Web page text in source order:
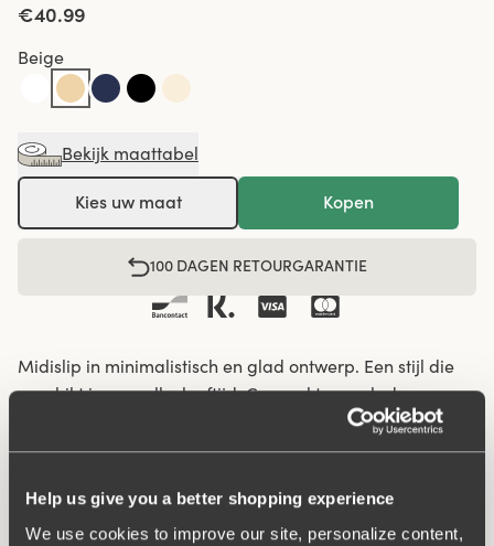
Help us give you a better shopping experience
We use cookies to improve our site, personalize content,
€40.99
Beige
Bekijk maattabel
Kies uw maat Kopen
100 DAGEN RETOURGARANTIE
Midislip in minimalistisch en glad ontwerp. Een stijl die
geschikt is voor elke leeftijd. Gemaakt van glad en
comfortabel materiaal van hergebruikte textielvezel. Het
model heeft een hoge taille en een normaal hoge
vorm niet en zakt niet af. Geeft de hele dag lang een
stabiel en veilig gevoel. Door het volledig gladde